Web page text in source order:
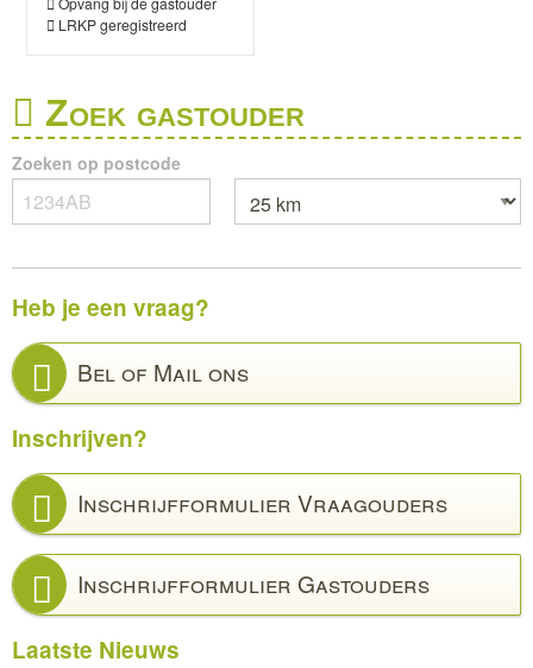
LRKP geregistreerd
Zoek gastouder
Zoeken op postcode
Heb je een vraag?
Bel of Mail ons
Inschrijven?
Inschrijfformulier Vraagouders
Inschrijfformulier Gastouders
Laatste Nieuws